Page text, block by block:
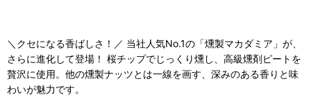
＼クセになる香ばしさ！／ 当社人気No.1の「燻製マカダミア」が、
さらに進化して登場！ 桜チップでじっくり燻し、高級燻剤ピートを
贅沢に使用。他の燻製ナッツとは一線を画す、深みのある香りと味
わいが魅力です。